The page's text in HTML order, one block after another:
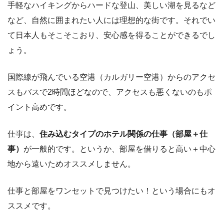
手軽なハイキングからハードな登山、美しい湖を見るなど
など、自然に囲まれたい人には理想的な街です。それでい
て日本人もそこそこおり、安心感を得ることができるでし
ょう。
国際線が飛んでいる空港（カルガリー空港）からのアクセ
スもバスで2時間ほどなので、アクセスも悪くないのもポ
イント高めです。
仕事は、 住み込むタイプのホテル関係の仕事（部屋＋仕
事） が一般的です。というか、部屋を借りると高い＋中心
地から遠いためオススメしません。
仕事と部屋をワンセットで見つけたい！という場合にもオ
ススメです。